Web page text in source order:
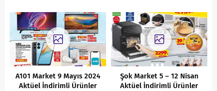
A101 Market 9 Mayıs 2024
Aktüel İndirimli Ürünler
Şok Market 5 – 12 Nisan
Aktüel İndirimli Ürünler